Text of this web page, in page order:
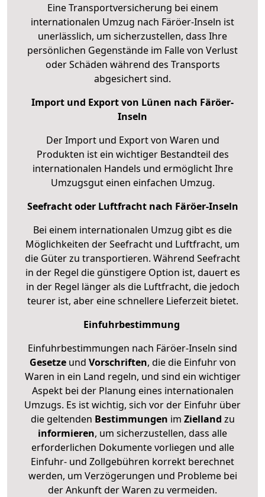
Eine Transportversicherung bei einem
internationalen Umzug nach Färöer-Inseln ist
unerlässlich, um sicherzustellen, dass Ihre
persönlichen Gegenstände im Falle von Verlust
oder Schäden während des Transports
abgesichert sind.
Import und Export von Lünen nach Färöer-
Inseln
Der Import und Export von Waren und
Produkten ist ein wichtiger Bestandteil des
internationalen Handels und ermöglicht Ihre
Umzugsgut einen einfachen Umzug.
Seefracht oder Luftfracht nach Färöer-Inseln
Bei einem internationalen Umzug gibt es die
Möglichkeiten der Seefracht und Luftfracht, um
die Güter zu transportieren. Während Seefracht
in der Regel die günstigere Option ist, dauert es
in der Regel länger als die Luftfracht, die jedoch
teurer ist, aber eine schnellere Lieferzeit bietet.
Einfuhrbestimmung
Einfuhrbestimmungen nach Färöer-Inseln sind
Gesetzeund Vorschriften, die die Einfuhr von
Waren in ein Land regeln, und sind ein wichtiger
Aspekt bei der Planung eines internationalen
Umzugs. Es ist wichtig, sich vor der Einfuhr über
die geltenden Bestimmungen im Zielland zu
informieren, um sicherzustellen, dass alle
erforderlichen Dokumente vorliegen und alle
Einfuhr- und Zollgebühren korrekt berechnet
werden, um Verzögerungen und Probleme bei
der Ankunft der Waren zu vermeiden.